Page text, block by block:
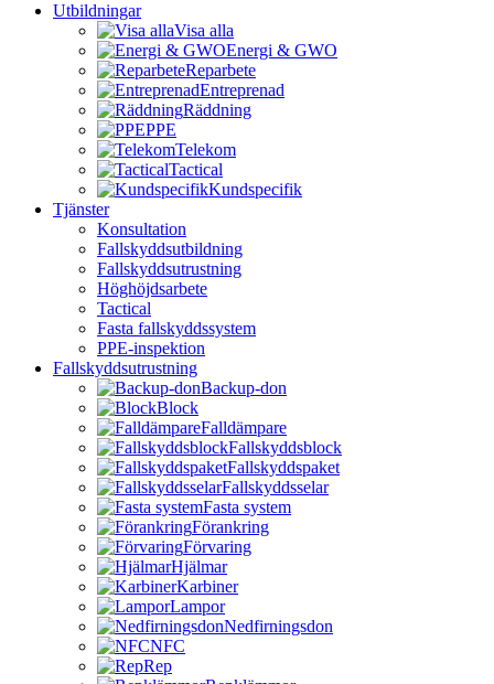
Utbildningar
Visa alla
Energi & GWO
Reparbete
Entreprenad
Räddning
PPE
Telekom
Tactical
Kundspecifik
Tjänster
Konsultation
Fallskyddsutbildning
Fallskyddsutrustning
Höghöjdsarbete
Tactical
Fasta fallskyddssystem
PPE-inspektion
Fallskyddsutrustning
Backup-don
Block
Falldämpare
Fallskyddsblock
Fallskyddspaket
Fallskyddsselar
Fasta system
Förankring
Förvaring
Hjälmar
Karbiner
Lampor
Nedfirningsdon
NFC
Rep